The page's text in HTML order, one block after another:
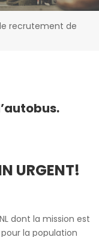
recrutement de
URGENT!
dont la mission est
la population